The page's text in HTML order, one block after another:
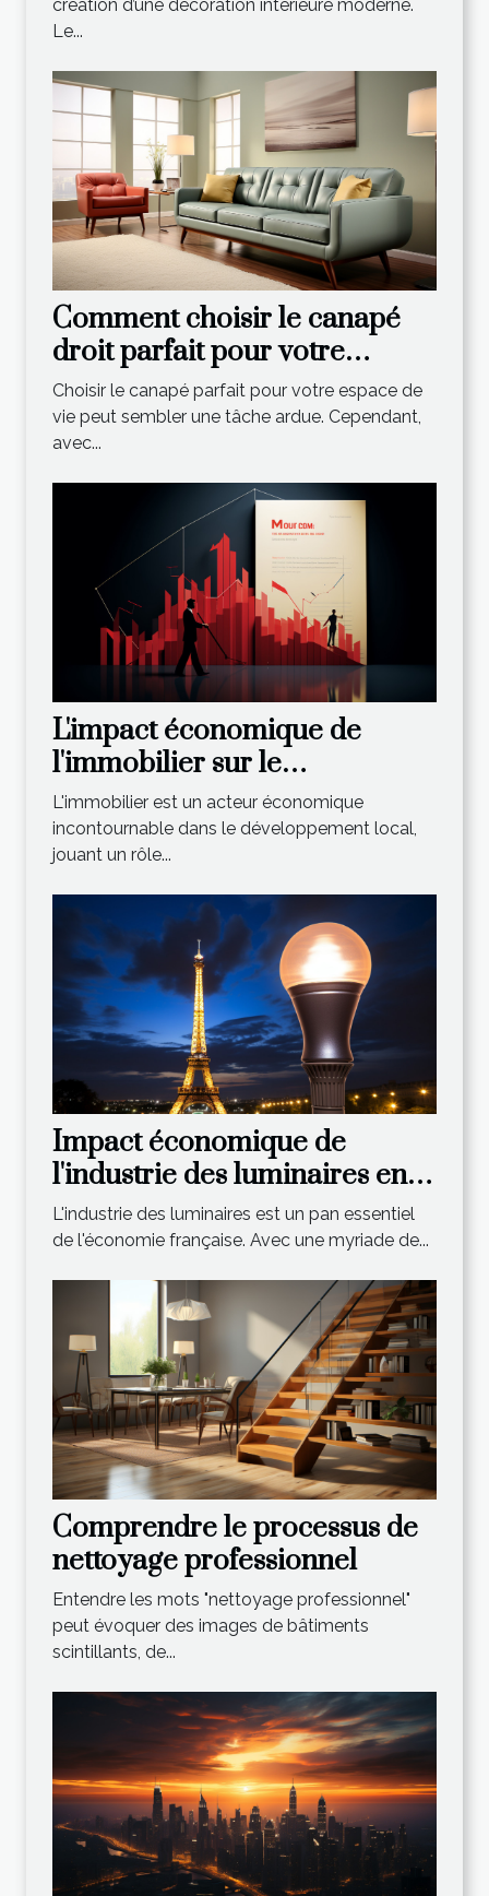
création d’une décoration intérieure moderne.
Le...
Comment choisir le canapé
droit parfait pour votre
espace de vie
Choisir le canapé parfait pour votre espace de
vie peut sembler une tâche ardue. Cependant,
avec...
L'impact économique de
l'immobilier sur le
développement local : l'apport
de l'Agence du Moulin
L'immobilier est un acteur économique
incontournable dans le développement local,
jouant un rôle...
Impact économique de
l'industrie des luminaires en
France
L'industrie des luminaires est un pan essentiel
de l'économie française. Avec une myriade de...
Comprendre le processus de
nettoyage professionnel
Entendre les mots "nettoyage professionnel"
peut évoquer des images de bâtiments
scintillants, de...